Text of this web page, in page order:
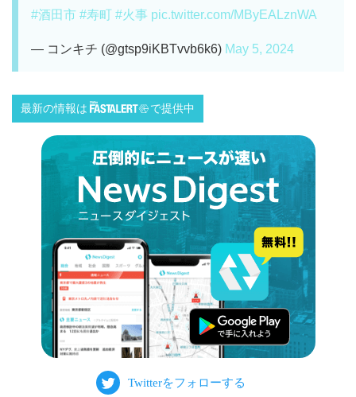
#酒田市 #寿町 #火事 pic.twitter.com/MByEALznWA
— コンキチ (@gtsp9iKBTvvb6k6) May 5, 2024
最新の情報は で提供中